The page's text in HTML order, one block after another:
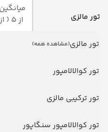
تور مالزی
تور مالزی(مشاهده همه)
تور کوالالامپور
تور ترکیبی مالزی
تور کوالالامپور سنگاپور
از 5 ( از 0 رای )